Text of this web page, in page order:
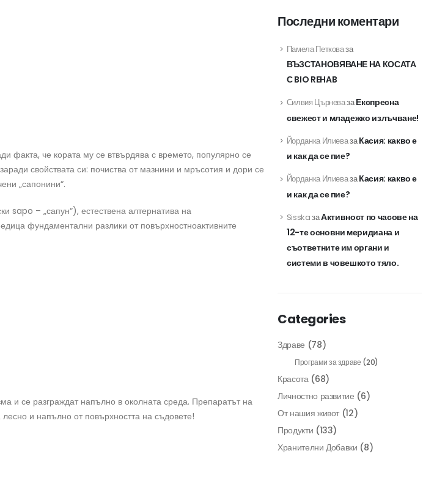
факта, че кората му се втвърдява с времето, популярно се
свойствата си: почиства от мазнини и мръсотия и дори се
„сапонини“.
sapo – „сапун“), естествена алтернатива на
фундаментални разлики от повърхностноактивните
и се разграждат напълно в околната среда. Препаратът на
и напълно от повърхността на съдовете!
Последни коментари
Памела Петковаза
ВЪЗСТАНОВЯВАНЕ НА КОСАТА
С BIO REHAB
Силвия ЦърневазаЕкспресна
свежест и младежко излъчване!
Йорданка ИлиевазаКасия: какво е
и как да се пие?
Йорданка ИлиевазаКасия: какво е
и как да се пие?
SisskaзаАктивност по часове на
12-те основни меридиана и
съответните им органи и
системи в човешкото тяло.
Categories
Здраве (78)
Програми за здраве (20)
Красота(68)
Личностно развитие (6)
От нашия живот (12)
Продукти (133)
Хранителни Добавки (8)